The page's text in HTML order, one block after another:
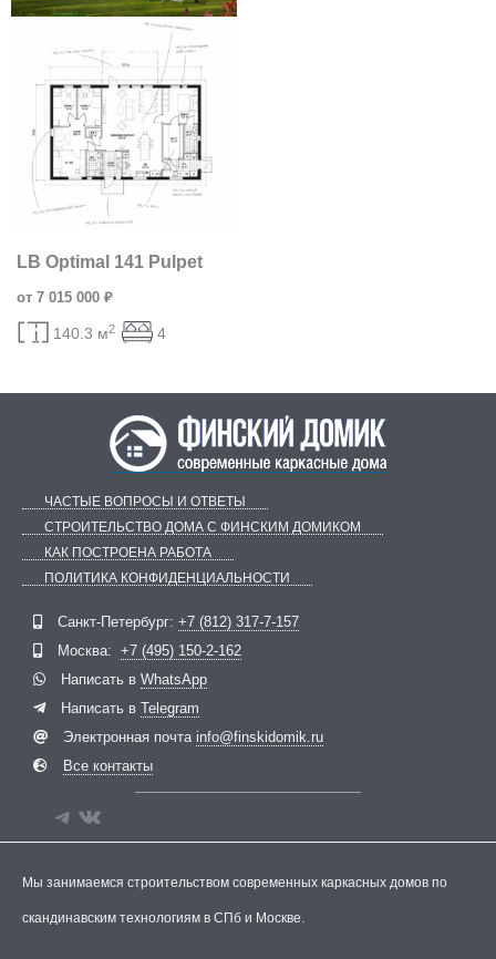
LB Optimal 141 Pulpet
от 7 015 000 ₽
140.3 м2 4
ЧАСТЫЕ ВОПРОСЫ И ОТВЕТЫ
СТРОИТЕЛЬСТВО ДОМА С ФИНСКИМ ДОМИКОМ
КАК ПОСТРОЕНА РАБОТА
ПОЛИТИКА КОНФИДЕНЦИАЛЬНОСТИ
Санкт-Петербург: +7 (812) 317-7-157
Москва: +7 (495) 150-2-162
Написать в WhatsApp
Написать в Telegram
Электронная почта info@finskidomik.ru
Все контакты
Мы занимаемся строительством современных каркасных домов по
скандинавским технологиям в СПб и Москве.